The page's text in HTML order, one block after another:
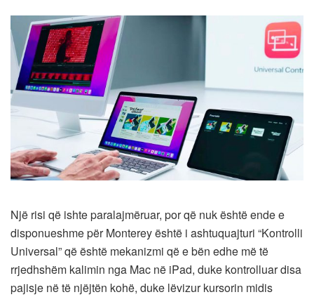
Një risi që ishte paralajmëruar, por që nuk është ende e
disponueshme për Monterey është i ashtuquajturi “Kontrolli
Universal” që është mekanizmi që e bën edhe më të
rrjedhshëm kalimin nga Mac në iPad, duke kontrolluar disa
pajisje në të njëjtën kohë, duke lëvizur kursorin midis